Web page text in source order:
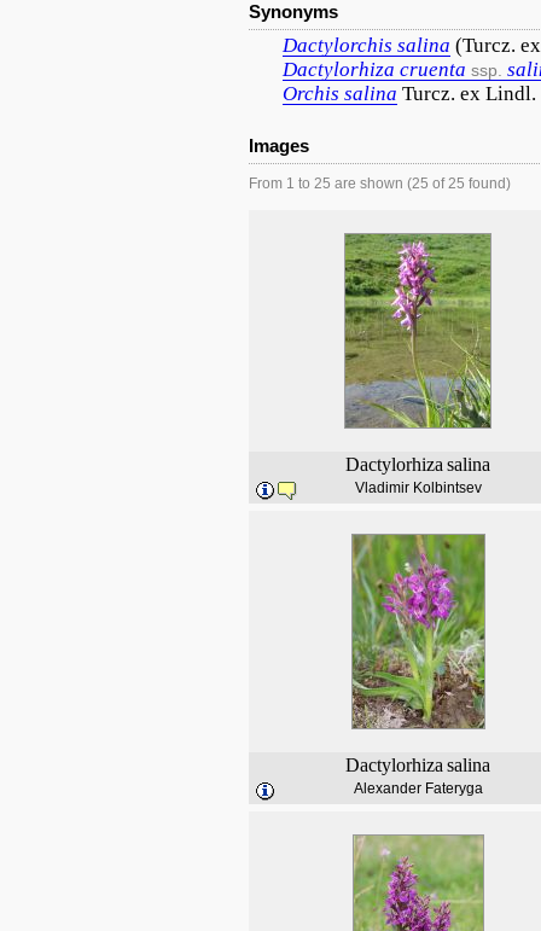
Synonyms
Dactylorchis salina (Turcz.
Dactylorhiza cruenta ssp.
Orchis salina Turcz. ex Lindl.
Images
From 1 to 25 are shown (25 of 25 found)
Dactylorhiza salina
Vladimir Kolbintsev
Dactylorhiza salina
Alexander Fateryga